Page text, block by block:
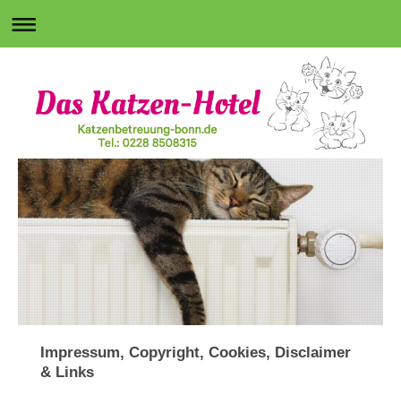
Impressum, Copyright, Cookies, Disclaimer
& Links